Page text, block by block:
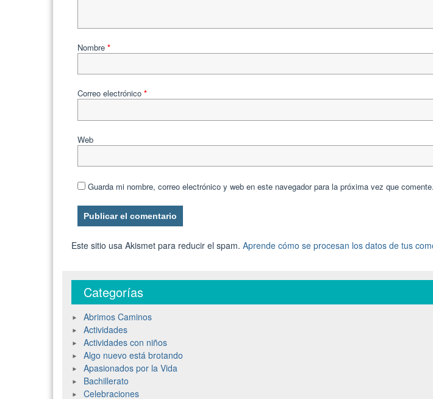
Nombre *
Correo electrónico *
Web
Guarda mi nombre, correo electrónico y web en este navegador para la próxima vez que comente.
Este sitio usa Akismet para reducir el spam. Aprende cómo se procesan los datos de tus
Categorías
Abrimos Caminos
Actividades
Actividades con niños
Algo nuevo está brotando
Apasionados por la Vida
Bachillerato
Celebraciones